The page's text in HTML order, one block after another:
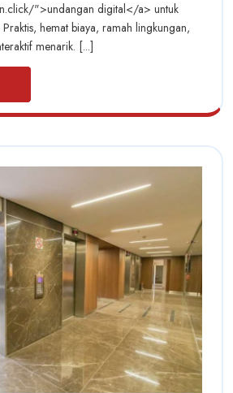
Acara
Modern
">undangan digital</a> untuk
hemat biaya, ramah lingkungan,
menarik. [...]
MORE